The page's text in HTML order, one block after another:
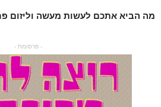
מה הביא אתכם לעשות מעשה וליזום
- פרסומת -